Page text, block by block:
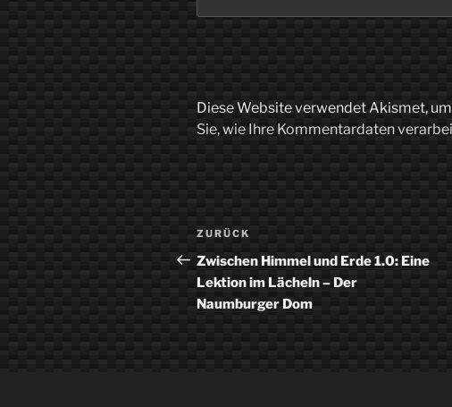
Diese Website verwendet Akismet,
Sie, wie Ihre Kommentardaten
Beitragsnavigation
Vorheriger
Beitrag
ZURÜCK
Zwischen Himmel und Erde 1.0: Eine
Lektion im Lächeln – Der
Naumburger Dom